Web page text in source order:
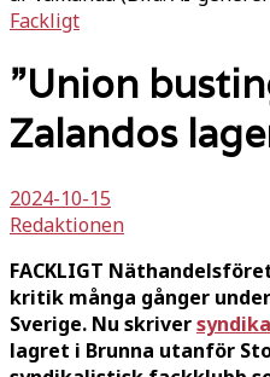
Fackligt
”Union
Zalandos
2024-10-15
Redaktionen
FACKLIGT
kritik många gånger
Sverige. Nu skriver
lagret i Brunna utanför